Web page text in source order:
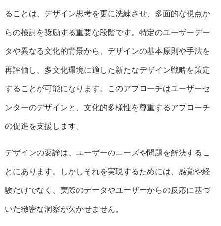
ることは、デザイン思考を更に洗練させ、多面的な視点か
らの検討を奨励する重要な段階です。特定のユーザーデー
タや異なる文化的背景から、デザインの基本原則や手法を
再評価し、多文化環境に適した新たなデザイン戦略を策定
することが可能になります。このアプローチはユーザーセ
ンターのデザインと、文化的多様性を尊重するアプローチ
の促進を支援します。
デザインの要諦は、ユーザーのニーズや問題を解決するこ
とにあります。しかしそれを実現するためには、感覚や経
験だけでなく、実際のデータやユーザーからの反応に基づ
いた緻密な洞察が欠かせません。